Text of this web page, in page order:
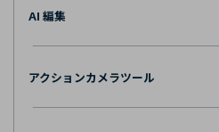
AI 編集
アクションカメラツール